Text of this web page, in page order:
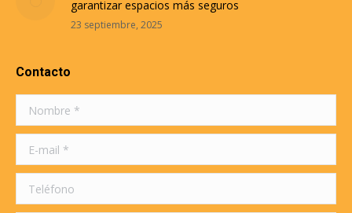
garantizar espacios más seguros
23 septiembre, 2025
Contacto
Nombre *
E-mail *
Teléfono